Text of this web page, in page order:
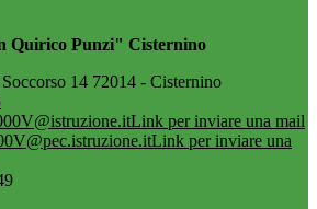
Quirico Punzi" Cisternino
14 72014 - Cisternino
Link per inviare una mail
Link per inviare una